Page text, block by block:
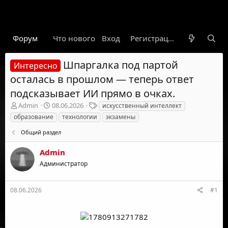
Форум Что нового Гарант Новости
Вход Регистрация
Интересно
Шпаргалка под партой
осталась в прошлом — теперь ответ
подсказывает ИИ прямо в очках.
А
в
т
о
р
т
е
м
Admin
Д
а
т
а
н
а
а
08.06.2026
Т
е
г
искусственный интеллект
образование
технологии экзамены
Общий раздел
Admin
Администратор
08.06.2026 #1